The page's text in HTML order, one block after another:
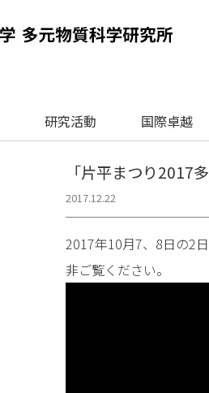
研究活動 国際卓越
「片平まつり2017
2017.12.22
2017年10月7、8日の2
非ご覧ください。